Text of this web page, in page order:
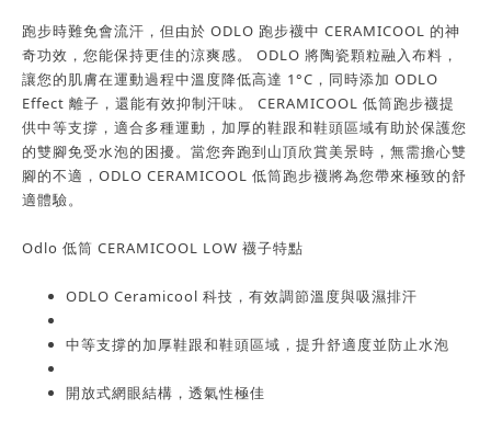
跑步時難免會流汗，但由於 ODLO 跑步襪中 CERAMICOOL 的神
奇功效，您能保持更佳的涼爽感。 ODLO 將陶瓷顆粒融入布料，
讓您的肌膚在運動過程中溫度降低高達 1°C，同時添加 ODLO
Effect 離子，還能有效抑制汗味。 CERAMICOOL 低筒跑步襪提
供中等支撐，適合多種運動，加厚的鞋跟和鞋頭區域有助於保護您
的雙腳免受水泡的困擾。當您奔跑到山頂欣賞美景時，無需擔心雙
腳的不適，ODLO CERAMICOOL 低筒跑步襪將為您帶來極致的舒
適體驗。
Odlo 低筒 CERAMICOOL LOW 襪子特點
ODLO Ceramicool 科技，有效調節溫度與吸濕排汗
中等支撐的加厚鞋跟和鞋頭區域，提升舒適度並防止水泡
開放式網眼結構，透氣性極佳